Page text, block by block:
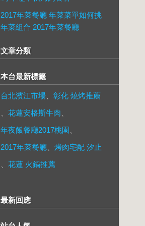
2017年菜餐廳 年菜菜單如何挑
年菜組合 2017年菜餐廳
文章分類
本台最新標籤
台北濱江市場
彰化 燒烤推薦
花蓮安格斯牛肉
年夜飯餐廳2017桃園
2017年菜餐廳
烤肉宅配 汐止
花蓮 火鍋推薦
最新回應